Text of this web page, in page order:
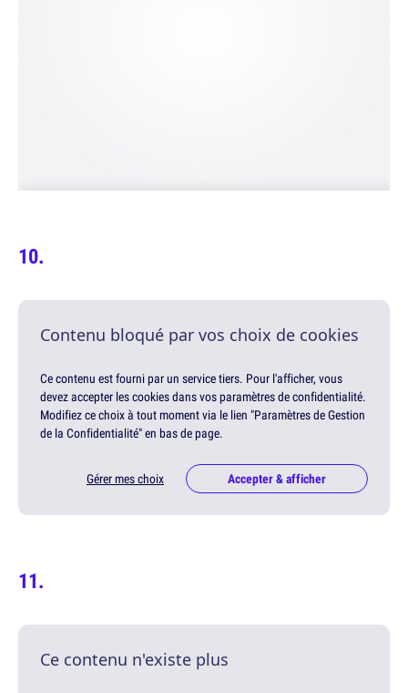
Contenu bloqué par vos choix de cookies
Ce contenu est fourni par un service tiers. Pour l'afficher, vous
devez accepter les cookies dans vos paramètres de confidentialité.
Modifiez ce choix à tout moment via le lien "Paramètres de Gestion
de la Confidentialité" en bas de page.
Gérer mes choix Accepter & afficher
Ce contenu n'existe plus